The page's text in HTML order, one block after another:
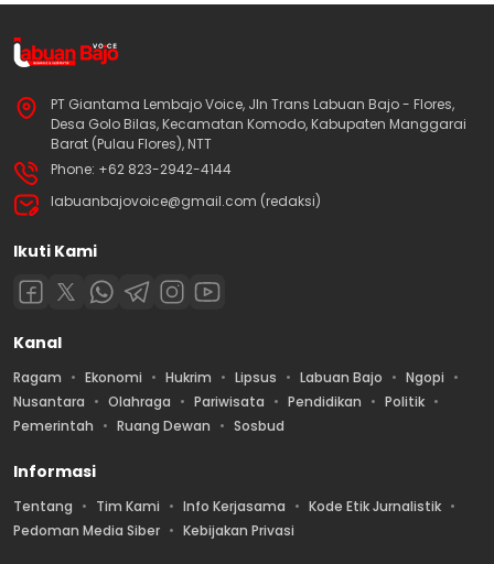
PT Giantama Lembajo Voice, Jln Trans Labuan Bajo - Flores,
Desa Golo Bilas, Kecamatan Komodo, Kabupaten Manggarai
Barat (Pulau Flores), NTT
Phone: +62 823-2942-4144
labuanbajovoice@gmail.com (redaksi)
Ikuti Kami
Kanal
Ragam Ekonomi Hukrim Lipsus Labuan Bajo
Ngopi
Nusantara
Olahraga Pariwisata Pendidikan
Politik
Pemerintah
Ruang Dewan Sosbud
Informasi
Tentang Tim Kami Info Kerjasama
Kode Etik Jurnalistik
Pedoman Media Siber
Kebijakan Privasi